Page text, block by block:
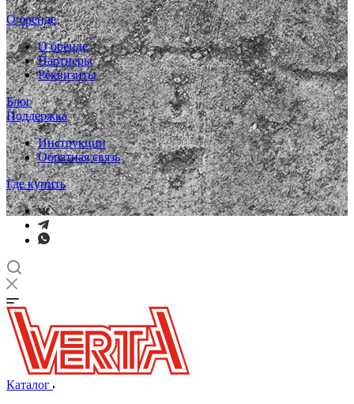
О бренде
О бренде
Партнеры
Реквизиты
Блог
Поддержка
Инструкции
Обратная связь
Где купить
Каталог